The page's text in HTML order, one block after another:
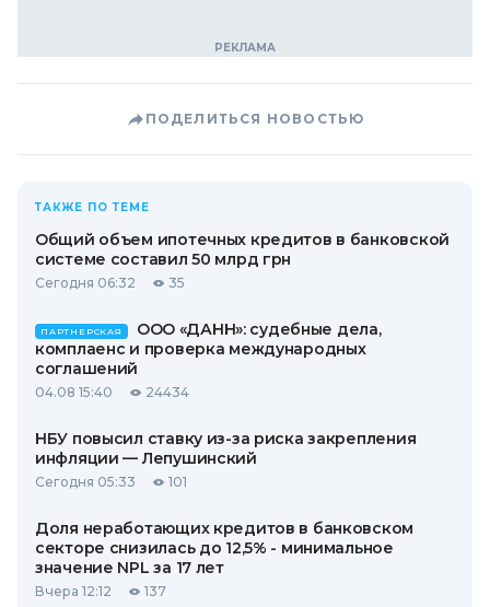
ПОДЕЛИТЬСЯ НОВОСТЬЮ
ТАКЖЕ ПО ТЕМЕ
Общий объем ипотечных кредитов в банковской
системе составил 50 млрд грн
Сегодня 06:32 35
ПАРТНЕРСКАЯ
ООО «ДАНН»: судебные дела,
комплаенс и проверка международных
соглашений
04.08 15:40 24434
НБУ повысил ставку из-за риска закрепления
инфляции — Лепушинский
Сегодня 05:33 101
Доля неработающих кредитов в банковском
секторе снизилась до 12,5% - минимальное
значение NPL за 17 лет
Вчера 12:12 137